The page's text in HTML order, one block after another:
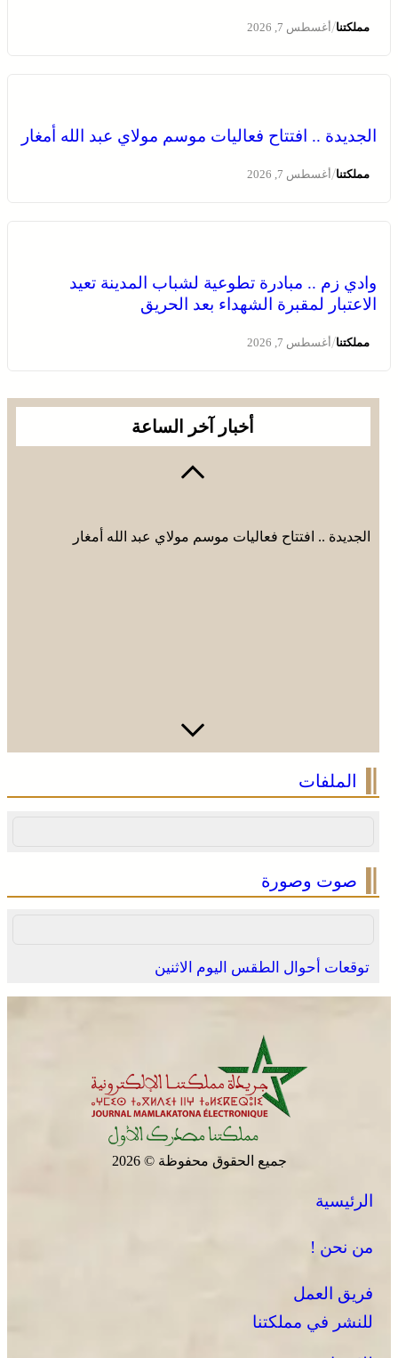
مملكتنا/أغسطس 7, 2026
الجديدة .. افتتاح فعاليات موسم مولاي عبد الله أمغار
مملكتنا/أغسطس 7, 2026
وادي زم .. مبادرة تطوعية لشباب المدينة تعيد
الاعتبار لمقبرة الشهداء بعد الحريق
مملكتنا/أغسطس 7, 2026
أخبار آخر الساعة
الجديدة .. افتتاح فعاليات موسم مولاي عبد الله أمغار
الجديدة .. افتتاح فعاليات موسم مولاي عبد الله أمغار
وادي زم .. مبادرة تطوعية لشباب المدينة تعيد الاعتبار لمقبرة
الشهداء بعد الحريق
وادي زم .. مبادرة تطوعية لشباب المدينة تعيد الاعتبار لمقبرة
الملفات
صوت وصورة
توقعات أحوال الطقس اليوم الاثنين
جميع الحقوق محفوظة © 2026
الرئيسية
من نحن !
فريق العمل
للنشر في مملكتنا